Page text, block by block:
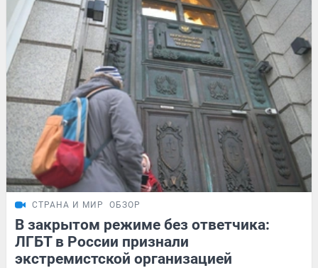
СТРАНА И МИР ОБЗОР
В закрытом режиме без ответчика:
ЛГБТ в России признали
экстремистской организацией